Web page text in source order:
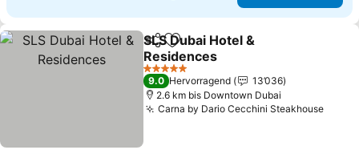
TeilenZu Favoriten hinzufügen
SLS Dubai Hotel &
Residences
5 Sterne
9.0 Hervorragend
13’036
2.6 km bis Downtown Dubai
Carna by Dario Cecchini Steakhouse